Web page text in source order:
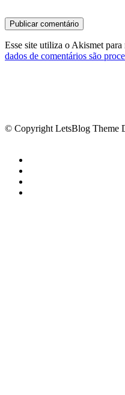
Esse site utiliza o Akismet para
dados de comentários são
© Copyright LetsBlog Theme